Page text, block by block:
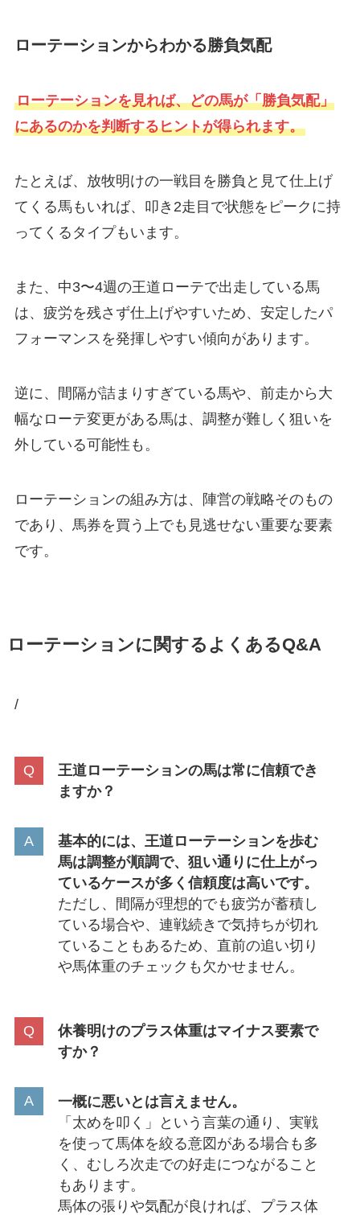
ローテーションからわかる勝負気配
ローテーションを見れば、どの馬が「勝負気配」
にあるのかを判断するヒントが得られます。
たとえば、放牧明けの一戦目を勝負と見て仕上げ
てくる馬もいれば、叩き2走目で状態をピークに持
ってくるタイプもいます。
また、中3〜4週の王道ローテで出走している馬
は、疲労を残さず仕上げやすいため、安定したパ
フォーマンスを発揮しやすい傾向があります。
逆に、間隔が詰まりすぎている馬や、前走から大
幅なローテ変更がある馬は、調整が難しく狙いを
外している可能性も。
ローテーションの組み方は、陣営の戦略そのもの
であり、馬券を買う上でも見逃せない重要な要素
です。
ローテーションに関するよくあるQ&A
/
王道ローテーションの馬は常に信頼でき
ますか？
基本的には、王道ローテーションを歩む
馬は調整が順調で、狙い通りに仕上がっ
ているケースが多く信頼度は高いです。
ただし、間隔が理想的でも疲労が蓄積し
ている場合や、連戦続きで気持ちが切れ
ていることもあるため、直前の追い切り
や馬体重のチェックも欠かせません。
休養明けのプラス体重はマイナス要素で
すか？
一概に悪いとは言えません。
「太めを叩く」という言葉の通り、実戦
を使って馬体を絞る意図がある場合も多
く、むしろ次走での好走につながること
もあります。
馬体の張りや気配が良ければ、プラス体